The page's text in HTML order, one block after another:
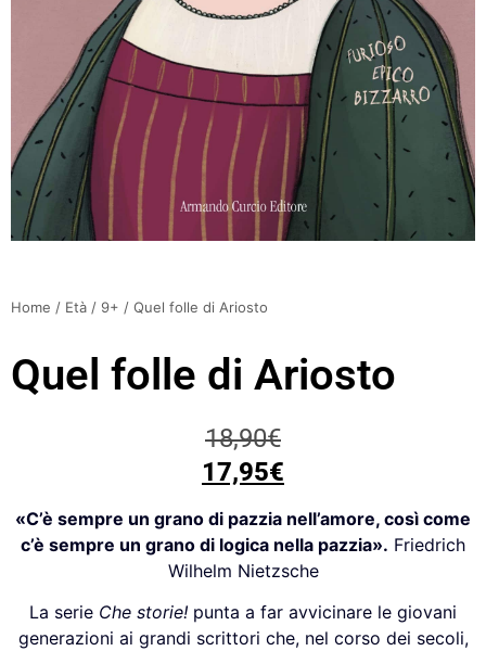
Home / Età / 9+ / Quel folle di Ariosto
Quel folle di Ariosto
18,90€
17,95€
«C’è sempre un grano di pazzia nell’amore, così come
c’è sempre un grano di logica nella pazzia». Friedrich
Wilhelm Nietzsche
La serie Che storie! punta a far avvicinare le giovani
generazioni ai grandi scrittori che, nel corso dei secoli,